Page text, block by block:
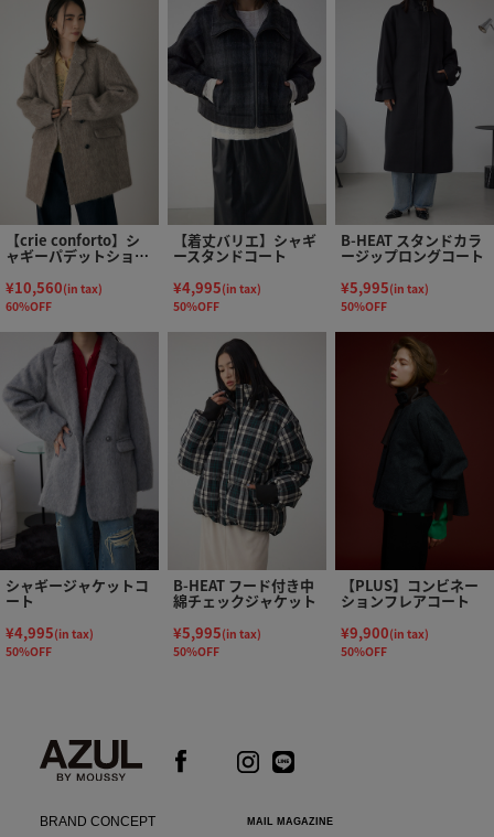
【crie conforto】シ
ャギーパデットショル
ダーコート
¥10,560(in tax)
60%OFF
【着丈バリエ】シャギ
ースタンドコート
¥4,995(in tax)
50%OFF
B-HEAT スタンドカラ
ージップロングコート
¥5,995(in tax)
50%OFF
シャギージャケットコ
ート
¥4,995(in tax)
50%OFF
B-HEAT フード付き中
綿チェックジャケット
¥5,995(in tax)
50%OFF
【PLUS】コンビネー
ションフレアコート
¥9,900(in tax)
50%OFF
BRAND CONCEPT MAIL MAGAZINE